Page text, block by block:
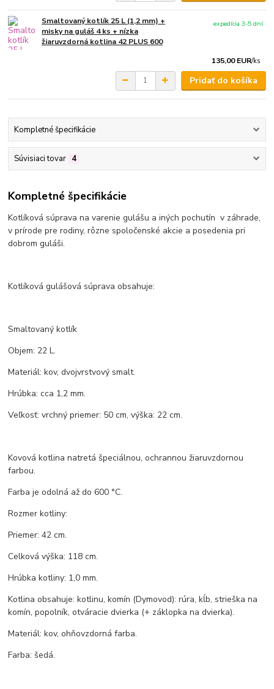
Smaltovaný kotlík 25 L (1,2 mm) +
misky na guláš 4 ks + nízka
žiaruvzdorná kotlina 42 PLUS 600
135,00 EUR/ks
expedícia 3-5 dní
Pridať do košíka
Kompletné špecifikácie
Súvisiaci tovar 4
Kompletné špecifikácie
Kotlíková súprava na varenie gulášu a iných pochutín v záhrade,
v prírode pre rodiny, rôzne spoločenské akcie a posedenia pri
dobrom guláši.
Kotlíková gulášová súprava obsahuje:
Smaltovaný kotlík
Objem: 22 L.
Materiál: kov, dvojvrstvový smalt.
Hrúbka: cca 1,2 mm.
Veľkosť: vrchný priemer: 50 cm, výška: 22 cm.
Kovová kotlina natretá špeciálnou, ochrannou žiaruvzdornou
farbou.
Farba je odolná až do 600 °C.
Rozmer kotliny:
Priemer: 42 cm.
Celková výška: 118 cm.
Hrúbka kotliny: 1,0 mm.
Kotlina obsahuje: kotlinu, komín (Dymovod): rúra, kĺb, strieška na
komín, popolník, otváracie dvierka (+ záklopka na dvierka).
Materiál: kov, ohňovzdorná farba.
Farba: šedá.